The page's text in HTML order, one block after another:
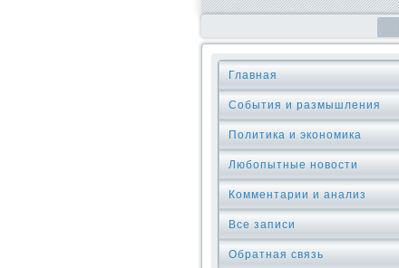
Главная
События и размышления
Политика и экономика
Любопытные новости
Комментарии и анализ
Все записи
Обратная связь